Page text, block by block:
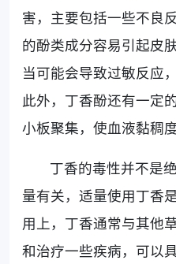
害，主要包括一些不良
的酚类成分容易引起皮
当可能会导致过敏反应
此外，丁香酚还有一定
小板聚集，使血液黏稠
丁香的毒性并不是
量有关，适量使用丁香
用上，丁香通常与其他
和治疗一些疾病，可以